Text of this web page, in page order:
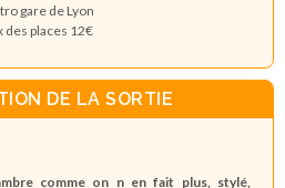
gare de Lyon
des places 12€
DE LA SORTIE
comme on n en fait plus, stylé,